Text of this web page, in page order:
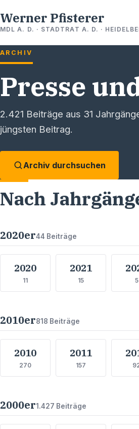
Werner Pfisterer
MDL A. D. · STADTRAT A. D. ·
ARCHIV
Presse
2.421 Beiträge aus 31
jüngsten Beitrag.
Archiv durchsuchen
Nach
2020er44 Beiträge
2020
11
2021
15 5
2010er818 Beiträge
2010
270
2011
157
2000er1.427 Beiträge